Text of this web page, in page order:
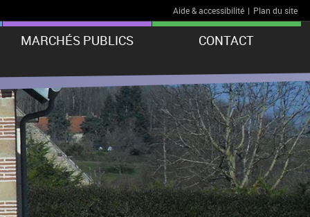
Aide & accessibilité | Plan du site
MARCHÉS PUBLICS CONTACT